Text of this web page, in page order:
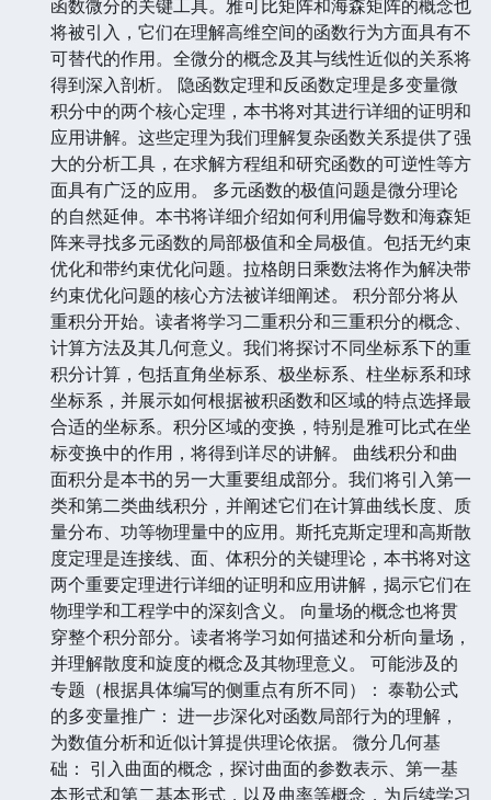
函数微分的关键工具。雅可比矩阵和海森矩阵的概念也
将被引入，它们在理解高维空间的函数行为方面具有不
可替代的作用。全微分的概念及其与线性近似的关系将
得到深入剖析。 隐函数定理和反函数定理是多变量微
积分中的两个核心定理，本书将对其进行详细的证明和
应用讲解。这些定理为我们理解复杂函数关系提供了强
大的分析工具，在求解方程组和研究函数的可逆性等方
面具有广泛的应用。 多元函数的极值问题是微分理论
的自然延伸。本书将详细介绍如何利用偏导数和海森矩
阵来寻找多元函数的局部极值和全局极值。包括无约束
优化和带约束优化问题。拉格朗日乘数法将作为解决带
约束优化问题的核心方法被详细阐述。 积分部分将从
重积分开始。读者将学习二重积分和三重积分的概念、
计算方法及其几何意义。我们将探讨不同坐标系下的重
积分计算，包括直角坐标系、极坐标系、柱坐标系和球
坐标系，并展示如何根据被积函数和区域的特点选择最
合适的坐标系。积分区域的变换，特别是雅可比式在坐
标变换中的作用，将得到详尽的讲解。 曲线积分和曲
面积分是本书的另一大重要组成部分。我们将引入第一
类和第二类曲线积分，并阐述它们在计算曲线长度、质
量分布、功等物理量中的应用。斯托克斯定理和高斯散
度定理是连接线、面、体积分的关键理论，本书将对这
两个重要定理进行详细的证明和应用讲解，揭示它们在
物理学和工程学中的深刻含义。 向量场的概念也将贯
穿整个积分部分。读者将学习如何描述和分析向量场，
并理解散度和旋度的概念及其物理意义。 可能涉及的
专题（根据具体编写的侧重点有所不同）： 泰勒公式
的多变量推广： 进一步深化对函数局部行为的理解，
为数值分析和近似计算提供理论依据。 微分几何基
础： 引入曲面的概念，探讨曲面的参数表示、第一基
本形式和第二基本形式，以及曲率等概念，为后续学习